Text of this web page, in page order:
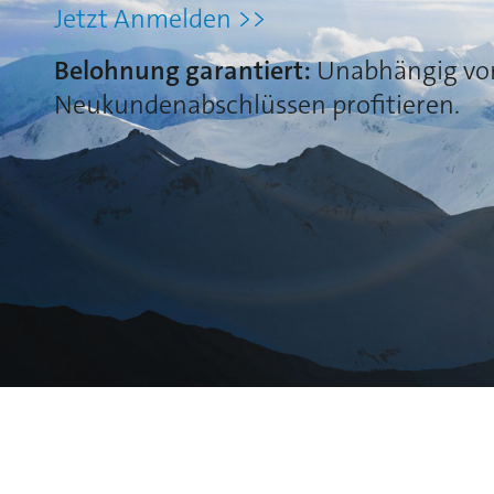
Jetzt Anmelden >>
Belohnung garantiert:Unabhängig
Neukundenabschlüssen profitieren.